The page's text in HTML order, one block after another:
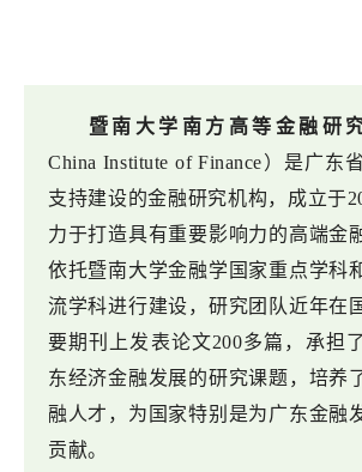
暨南大学南方高等金融研
China Institute of Finance）是广东
支持建设的金融研究机构，成立于
力于打造具有重要影响力的高端金
依托暨南大学金融学国家重点学科
流学科进行建设，研究团队近年在
要期刊上发表论文200多篇，承担
东经济金融发展的研究课题，培养
融人才，为国家特别是为广东金融
贡献。